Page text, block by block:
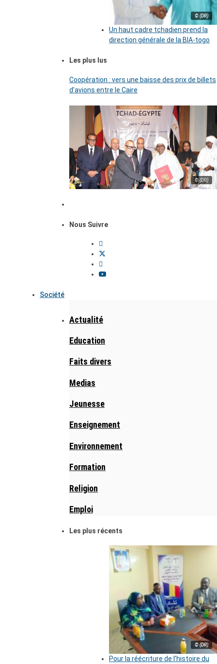
© (DR)
Un haut cadre tchadien prend la
direction générale de la BIA-togo
Les plus lus
Coopération : vers une baisse des prix de billets
d’avions entre le Caire
© (DR)
Nous Suivre
Société
Actualité
Education
Faits divers
Medias
Jeunesse
Enseignement
Environnement
Formation
Religion
Emploi
Les plus récents
© (DR)
Pour la réécriture de l’histoire du